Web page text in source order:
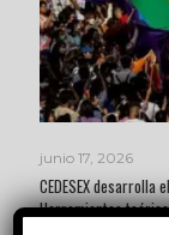
junio 17, 2026
CEDESEX
Herramientas